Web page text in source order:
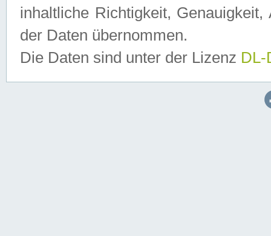
inhaltliche Richtigkeit,
der Daten übernommen.
Die Daten sind unter der Lizenz